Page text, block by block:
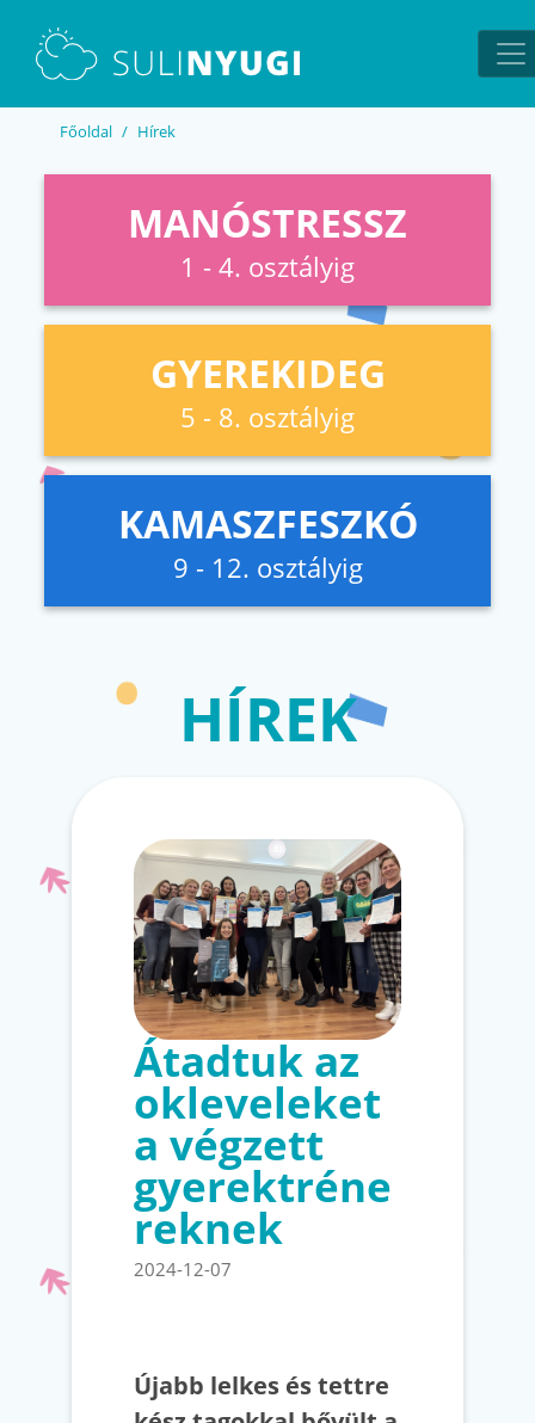
Főoldal Hírek
MANÓSTRESSZ
1 - 4. osztályig
GYEREKIDEG
5 - 8. osztályig
KAMASZFESZKÓ
9 - 12. osztályig
HÍREK
Átadtuk az
okleveleket
a végzett
gyerektréne
reknek
2024-12-07
Újabb lelkes és tettre